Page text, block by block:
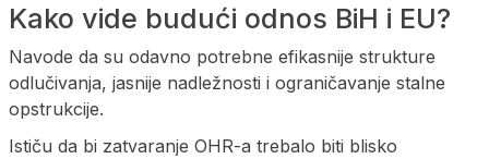
Kako vide budući odnos BiH i EU?
Navode da su odavno potrebne efikasnije strukture
odlučivanja, jasnije nadležnosti i ograničavanje stalne
opstrukcije.
Ističu da bi zatvaranje OHR-a trebalo biti blisko